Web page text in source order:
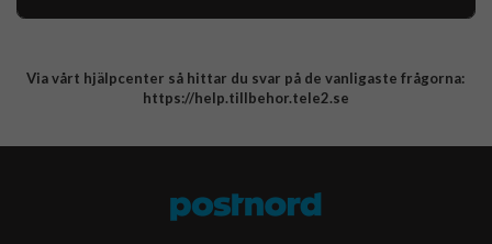
Integritetspolicy
Via vårt hjälpcenter så hittar du svar på de vanligaste frågorna:
https://help.tillbehor.tele2.se